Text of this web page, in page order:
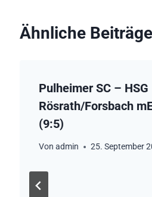
Ähnliche Beiträge
Pulheimer SC – HSG
Rösrath/Forsbach
(9:5)
Von admin 25. September